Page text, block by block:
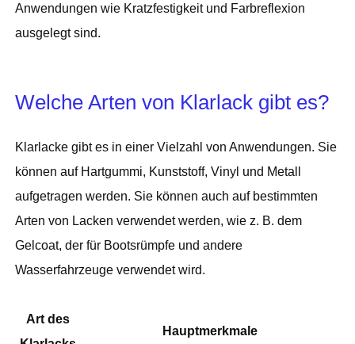
Anwendungen wie Kratzfestigkeit und Farbreflexion
ausgelegt sind.
Welche Arten von Klarlack gibt es?
Klarlacke gibt es in einer Vielzahl von Anwendungen. Sie
können auf Hartgummi, Kunststoff, Vinyl und Metall
aufgetragen werden. Sie können auch auf bestimmten
Arten von Lacken verwendet werden, wie z. B. dem
Gelcoat, der für Bootsrümpfe und andere
Wasserfahrzeuge verwendet wird.
Art des
Hauptmerkmale